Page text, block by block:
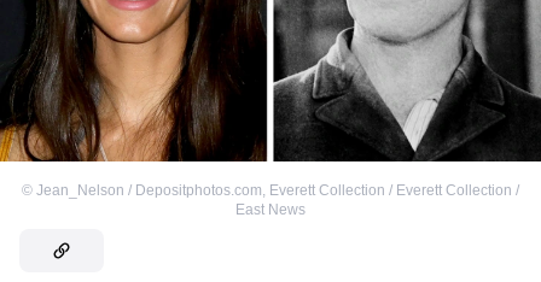
© Jean_Nelson / Depositphotos.com, Everett Collection / Everett Collection /
East News